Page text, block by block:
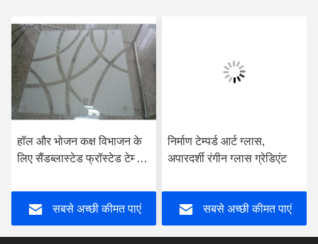
हॉल और भोजन कक्ष विभाजन के
लिए सैंडब्लास्टेड फ्रॉस्टेड टेम्पर्ड
सबसे अच्छी कीमत पाएं
निर्माण टेम्पर्ड आर्ट ग्लास,
अपारदर्शी रंगीन ग्लास ग्रेडिएंट
सबसे अच्छी कीमत पाएं